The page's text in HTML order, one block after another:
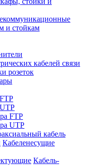
и стойкам
кабелей связи
розеток
FTP
UTP
кабель
Кабеленесущие
Кабель-